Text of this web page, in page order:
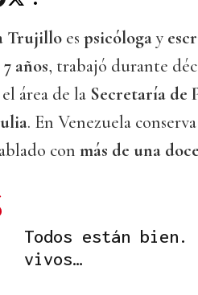
Trujillo es psicólogay
7 años, trabajó durante
área de la Secretaría de
. En Venezuela
con más de una
Todos están
vivos…